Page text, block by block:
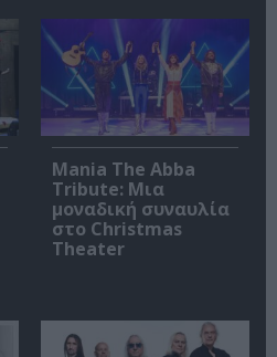
Mania The Abba
Tribute: Μια
μοναδική συναυλία
στο Christmas
Theater